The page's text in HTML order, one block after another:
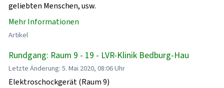
geliebten Menschen, usw.
Mehr Informationen
Artikel
Rundgang: Raum 9 - 19 - LVR-Klinik Bedburg-Hau
Letzte Änderung: 5. Mai 2020, 08:06 Uhr
Elektroschockgerät (Raum 9)